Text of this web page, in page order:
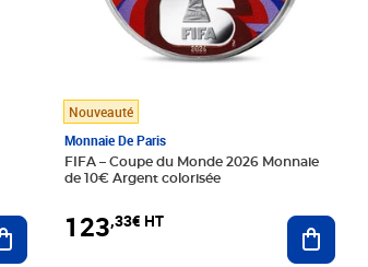
Ajouter au panier
Nouveauté
Monnaie De Paris
FIFA – Coupe du Monde 2026 Monnaie
de 10€ Argent colorisée
123,33€ HT